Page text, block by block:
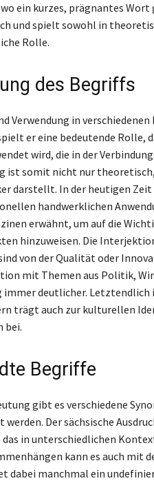
ein kurzes, prägnantes
und spielt sowohl in
Rolle.
des Begriffs
Verwendung in
er eine bedeutende Rolle,
wird, die in der
ist somit nicht nur
darstellt. In der heutigen
handwerklichen
erwähnt, um auf die
hinzuweisen. Die
von der Qualität oder
mit Themen aus Politik,
immer deutlicher.
trägt auch zur kulturellen
bei.
Begriffe
gibt es verschiedene
Der sächsische
in unterschiedlichen
kann es auch mit
dabei manchmal ein